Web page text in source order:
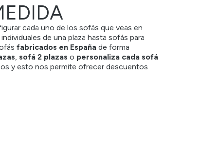
cada uno de los sofás que veas en
individuales de una plaza hasta sofás para
fabricados en España de forma
sofá 2 plazas o personaliza cada sofá
y esto nos permite ofrecer descuentos